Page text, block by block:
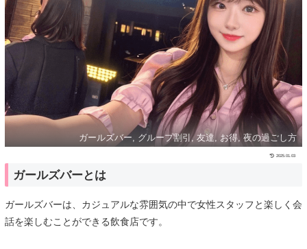
ガールズバー, グループ割引, 友達, お得, 夜の過ごし方
2025.01.03
ガールズバーとは
ガールズバーは、カジュアルな雰囲気の中で女性スタッフと楽しく会
話を楽しむことができる飲食店です。